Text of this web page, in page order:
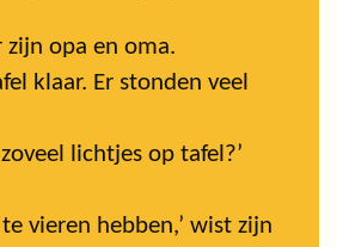
zijn opa en oma.
klaar. Er stonden veel
lichtjes op tafel?’
vieren hebben,’ wist zijn